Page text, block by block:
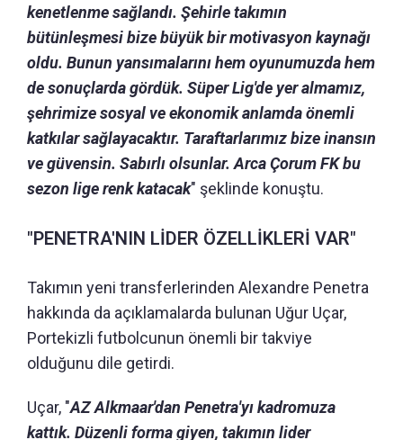
kenetlenme sağlandı. Şehirle takımın
bütünleşmesi bize büyük bir motivasyon kaynağı
oldu. Bunun yansımalarını hem oyunumuzda hem
de sonuçlarda gördük. Süper Lig'de yer almamız,
şehrimize sosyal ve ekonomik anlamda önemli
katkılar sağlayacaktır. Taraftarlarımız bize inansın
ve güvensin. Sabırlı olsunlar. Arca Çorum FK bu
sezon lige renk katacak" şeklinde konuştu.
"PENETRA'NIN LİDER ÖZELLİKLERİ VAR"
Takımın yeni transferlerinden Alexandre Penetra
hakkında da açıklamalarda bulunan Uğur Uçar,
Portekizli futbolcunun önemli bir takviye
olduğunu dile getirdi.
Uçar, "AZ Alkmaar'dan Penetra'yı kadromuza
kattık. Düzenli forma giyen, takımın lider